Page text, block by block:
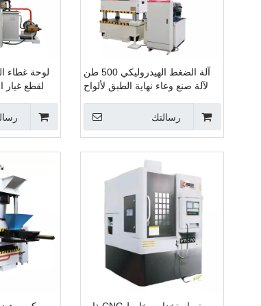
لقطع غيار
آلة الضغط الهيدروليكي 500 طن
لآلة صنع وعاء نهاية الطبق لألواح
رسالتك
WeChat
Whatsapp